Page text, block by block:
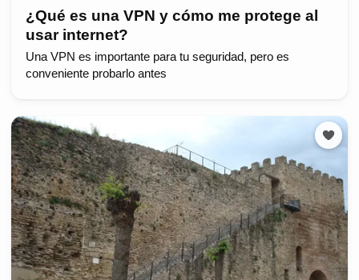
¿Qué es una VPN y cómo me protege al
usar internet?
Una VPN es importante para tu seguridad, pero es
conveniente probarlo antes